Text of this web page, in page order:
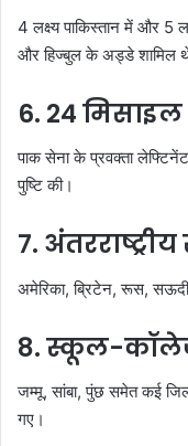
4 लक्ष्य पाकिस्तान में और
और हिज्बुल के अड्डे शामिल
6. 24
पाक सेना के प्रवक्ता
पुष्टि की।
7.
अमेरिका, ब्रिटेन, रूस,
8. स्कूल-
जम्मू, सांबा, पुंछ समेत कई
गए।